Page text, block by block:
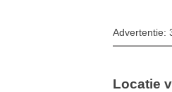
Advertentie:
Locatie